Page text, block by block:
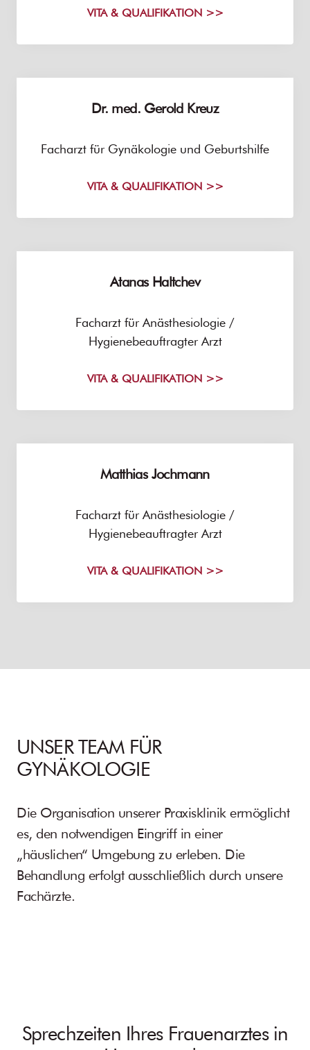
VITA & QUALIFIKATION >>
Dr. med. Gerold Kreuz
Facharzt für Gynäkologie und Geburtshilfe
VITA & QUALIFIKATION >>
Atanas Haltchev
Facharzt für Anästhesiologie /
Hygienebeauftragter Arzt
VITA & QUALIFIKATION >>
Matthias Jochmann
Facharzt für Anästhesiologie /
Hygienebeauftragter Arzt
VITA & QUALIFIKATION >>
UNSER TEAM FÜR
GYNÄKOLOGIE
Die Organisation unserer Praxisklinik ermöglicht
es, den notwendigen Eingriff in einer
„häuslichen“ Umgebung zu erleben. Die
Behandlung erfolgt ausschließlich durch unsere
Fachärzte.
Sprechzeiten Ihres Frauenarztes in